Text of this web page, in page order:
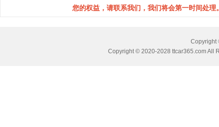
您的权益，请联系我们，我们将会第一时间处
Copyright
Copyright © 2020-2028 ttcar365.com All